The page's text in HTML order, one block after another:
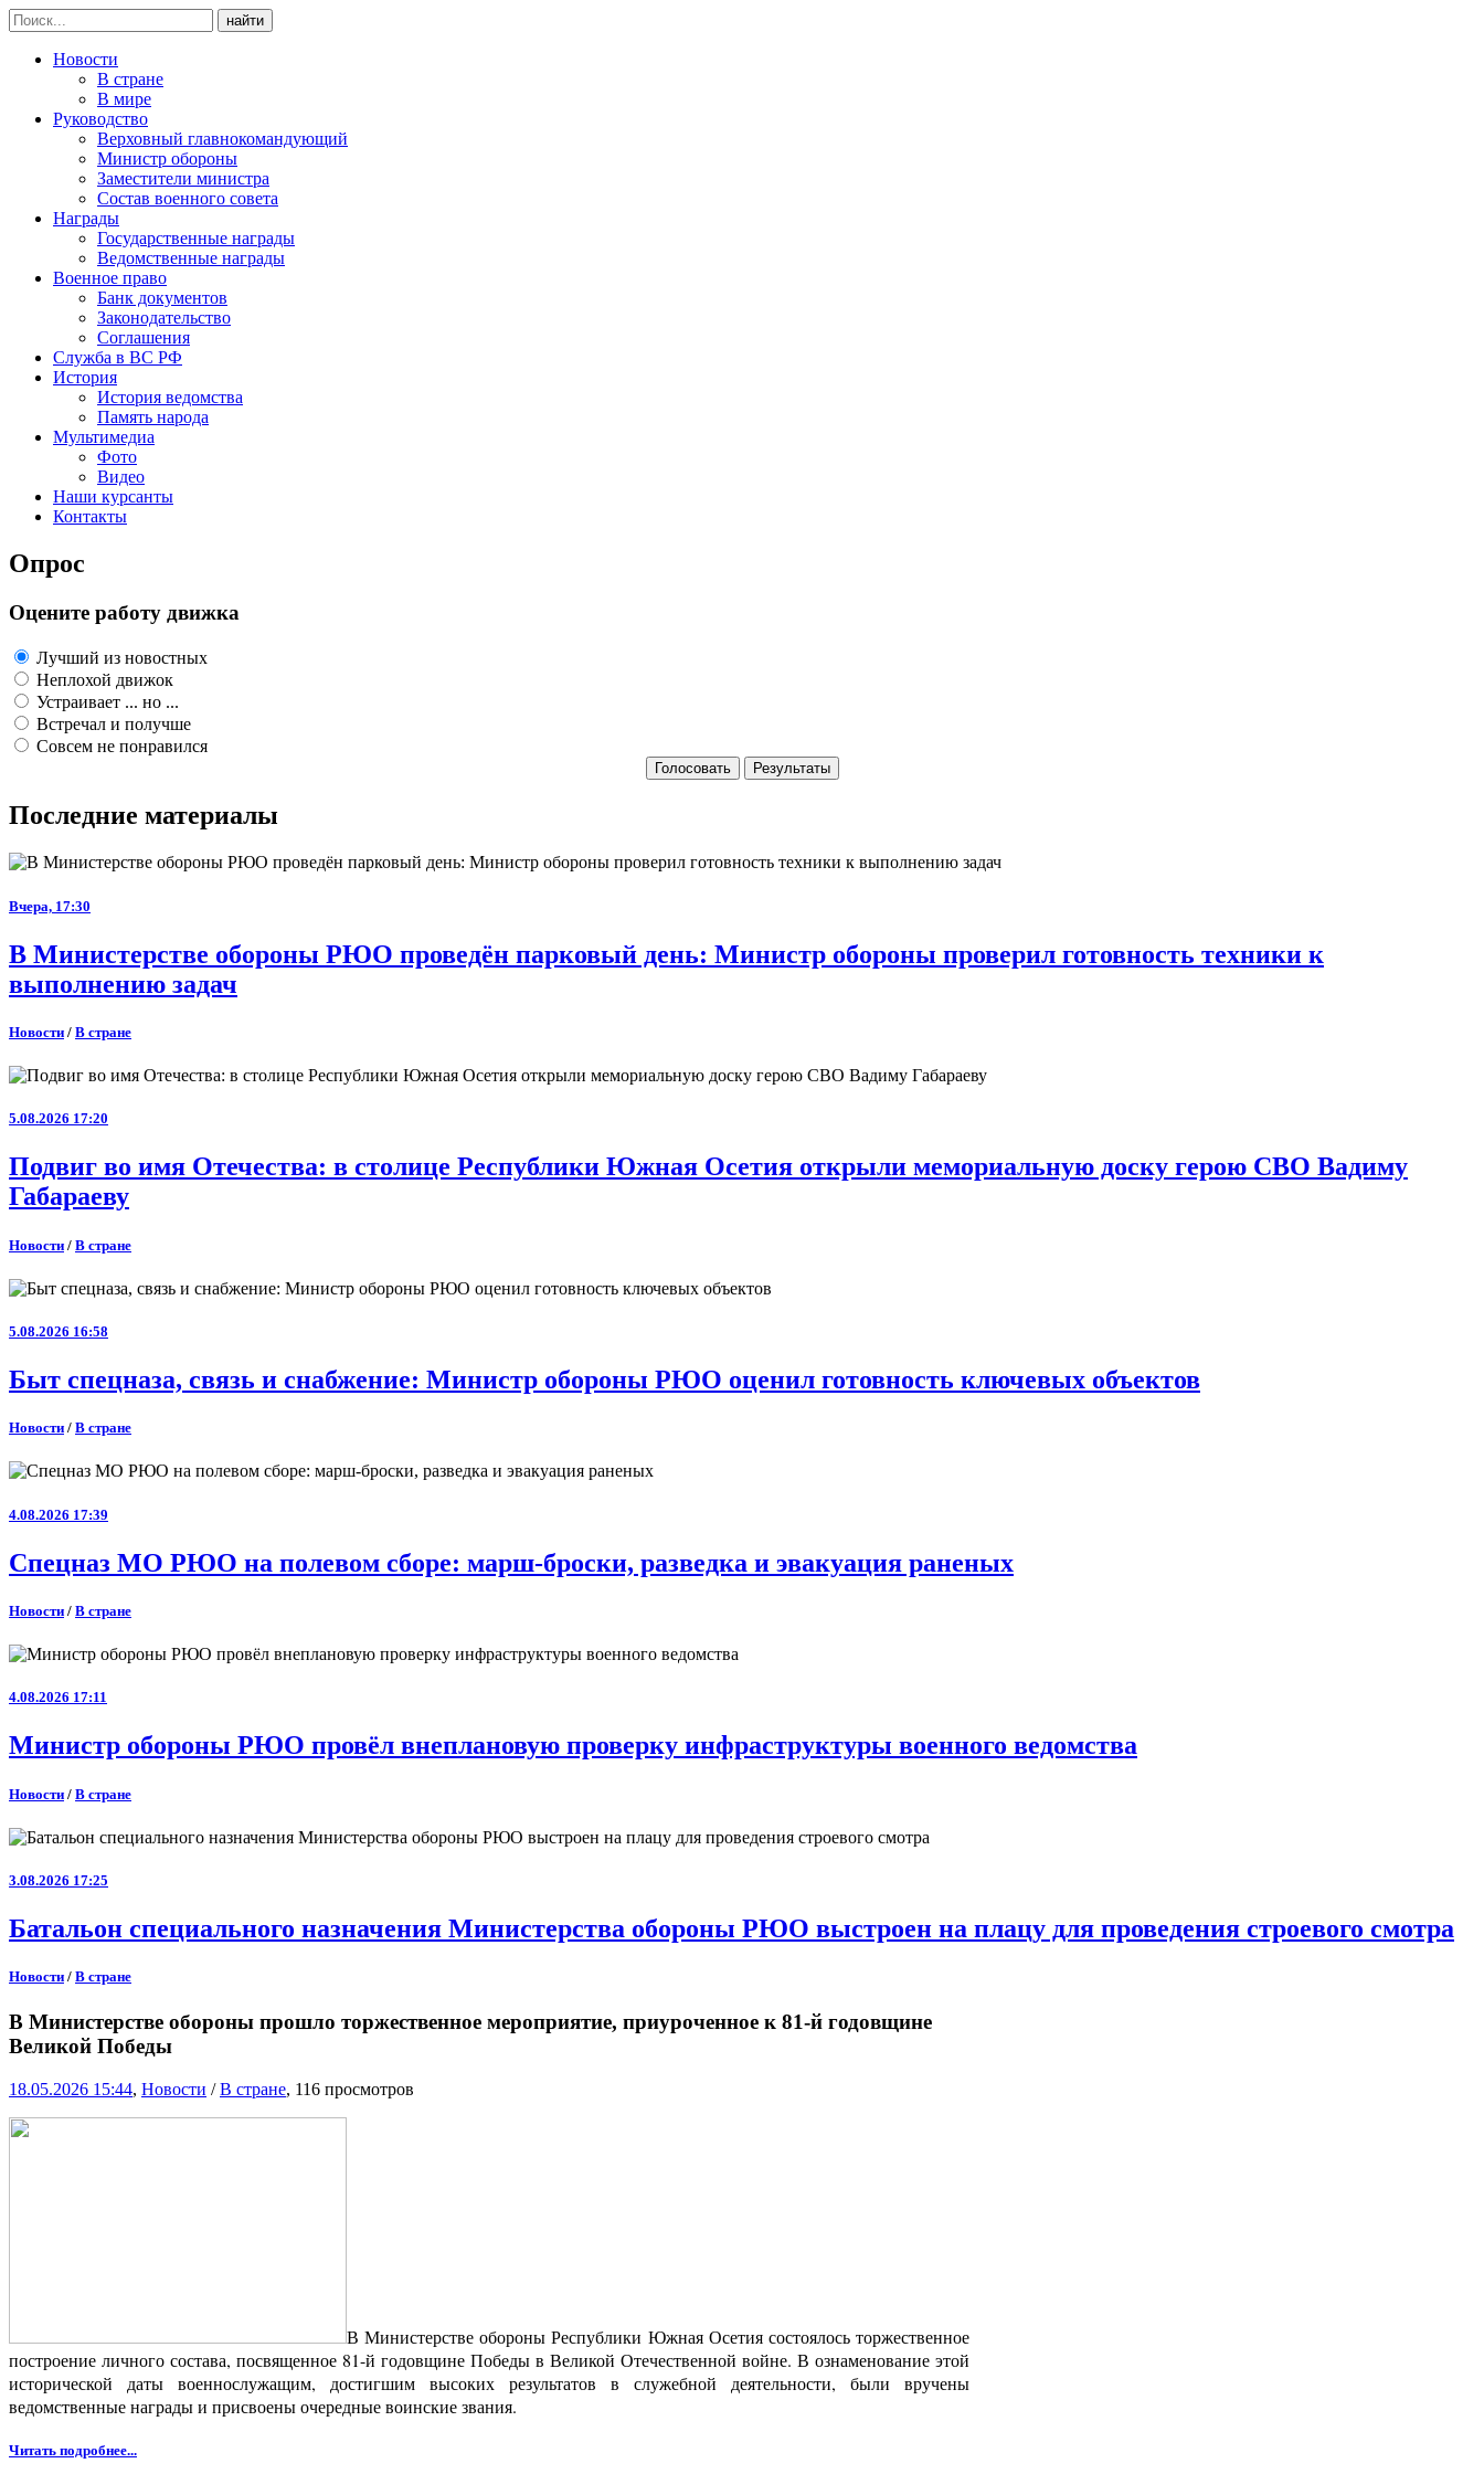
найти
Новости
В стране
В мире
Руководство
Верховный главнокомандующий
Министр обороны
Заместители министра
Состав военного совета
Награды
Государственные награды
Ведомственные награды
Военное право
Банк документов
Законодательство
Соглашения
Служба в ВС РФ
История
История ведомства
Память народа
Мультимедиа
Фото
Видео
Наши курсанты
Контакты
Опрос
Оцените работу движка
Лучший из новостных
Неплохой движок
Устраивает ... но ...
Встречал и получше
Совсем не понравился
Голосовать Результаты
Последние материалы
Вчера, 17:30
В Министерстве обороны РЮО проведён парковый день: Министр обороны проверил готовность техники к
выполнению задач
Новости / В стране
5.08.2026 17:20
Подвиг во имя Отечества: в столице Республики Южная Осетия открыли мемориальную доску герою СВО Вадиму
Габараеву
Новости / В стране
5.08.2026 16:58
Быт спецназа, связь и снабжение: Министр обороны РЮО оценил готовность ключевых объектов
Новости / В стране
4.08.2026 17:39
Спецназ МО РЮО на полевом сборе: марш‑броски, разведка и эвакуация раненых
Новости / В стране
4.08.2026 17:11
Министр обороны РЮО провёл внеплановую проверку инфраструктуры военного ведомства
Новости / В стране
3.08.2026 17:25
Батальон специального назначения Министерства обороны РЮО выстроен на плацу для проведения строевого смотра
Новости / В стране
В Министерстве обороны прошло торжественное мероприятие, приуроченное к 81-й годовщине
Великой Победы
18.05.2026 15:44, Новости /В стране, 116 просмотров
В Министерстве обороны Республики Южная Осетия состоялось торжественное
построение личного состава, посвященное 81-й годовщине Победы в Великой Отечественной войне. В ознаменование этой
исторической даты военнослужащим, достигшим высоких результатов в служебной деятельности, были вручены
ведомственные награды и присвоены очередные воинские звания.
Читать подробнее...